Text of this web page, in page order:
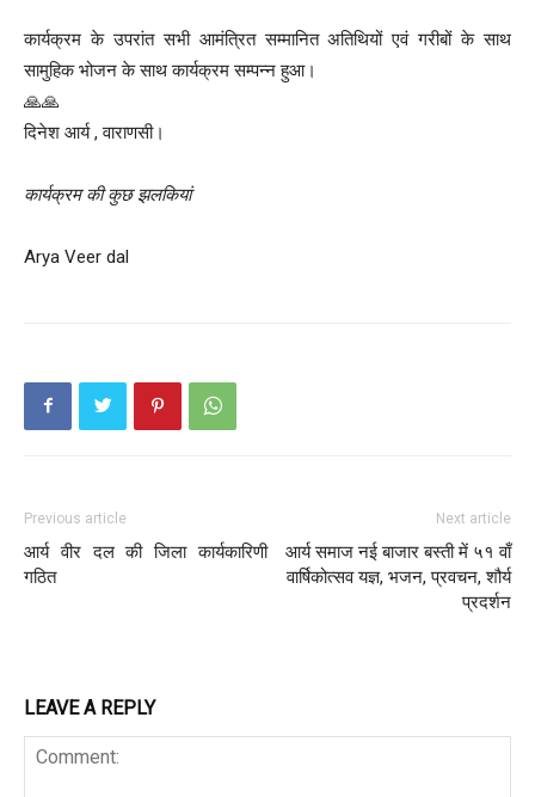
कार्यक्रम के उपरांत सभी आमंत्रित सम्मानित अतिथियों एवं गरीबों के साथ
सामुहिक भोजन के साथ कार्यक्रम सम्पन्न हुआ।
🙏🙏
दिनेश आर्य , वाराणसी।
कार्यक्रम की कुछ झलकियां
Arya Veer dal
Previous article
आर्य वीर दल की जिला कार्यकारिणी
गठित
Next article
आर्य समाज नई बाजार बस्ती में ५१ वाँ
वार्षिकोत्सव यज्ञ, भजन, प्रवचन, शौर्य
प्रदर्शन
LEAVE A REPLY